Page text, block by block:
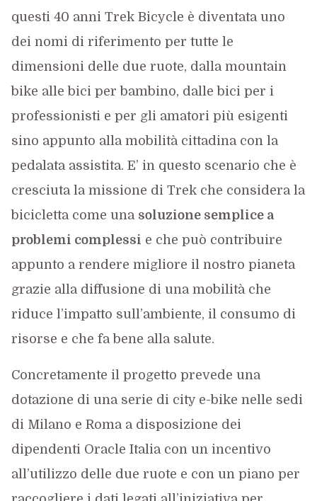
questi 40 anni Trek Bicycle è diventata uno
dei nomi di riferimento per tutte le
dimensioni delle due ruote, dalla mountain
bike alle bici per bambino, dalle bici per i
professionisti e per gli amatori più esigenti
sino appunto alla mobilità cittadina con la
pedalata assistita. E’ in questo scenario che è
cresciuta la missione di Trek che considera la
bicicletta come una soluzione semplice a
problemi complessi e che può contribuire
appunto a rendere migliore il nostro pianeta
grazie alla diffusione di una mobilità che
riduce l’impatto sull’ambiente, il consumo di
risorse e che fa bene alla salute.
Concretamente il progetto prevede una
dotazione di una serie di city e-bike nelle sedi
di Milano e Roma a disposizione dei
dipendenti Oracle Italia con un incentivo
all’utilizzo delle due ruote e con un piano per